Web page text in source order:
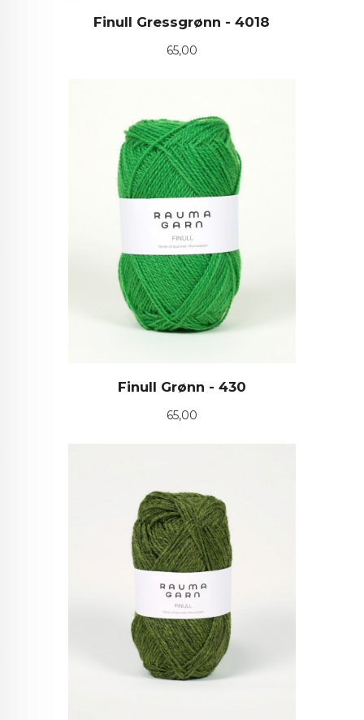
Finull Gressgrønn - 4018
Pris
65,00
Finull Grønn - 430
Pris
65,00